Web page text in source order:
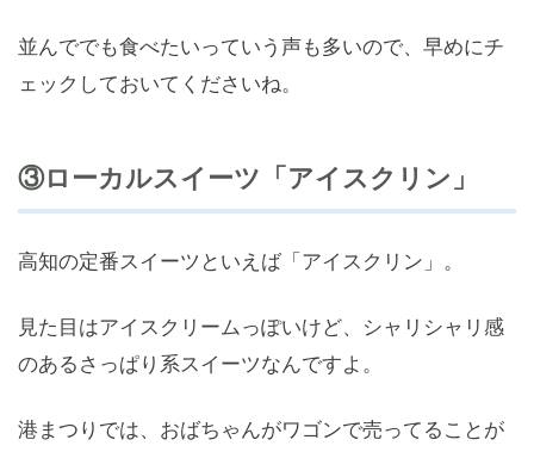
並んででも食べたいっていう声も多いので、早めにチ
ェックしておいてくださいね。
③ローカルスイーツ「アイスクリン」
高知の定番スイーツといえば「アイスクリン」。
見た目はアイスクリームっぽいけど、シャリシャリ感
のあるさっぱり系スイーツなんですよ。
港まつりでは、おばちゃんがワゴンで売ってることが